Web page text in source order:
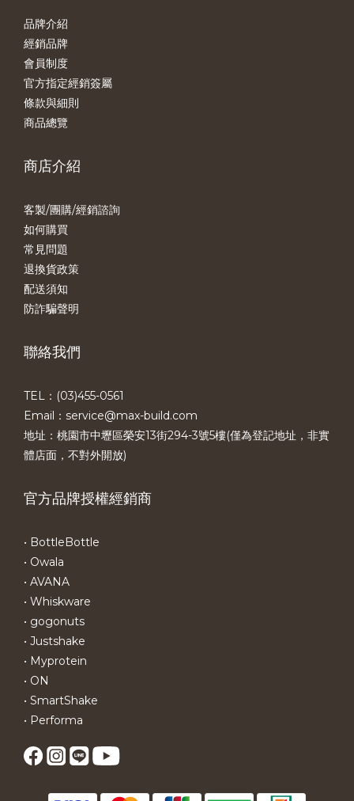
品牌介紹
經銷品牌
會員制度
官方指定經銷簽屬
條款與細則
商品總覽
商店介紹
客製/團購/經銷諮詢
如何購買
常見問題
退換貨政策
配送須知
防詐騙聲明
聯絡我們
TEL：(03)455-0561​
Email：service@max-build.com
地址：桃園市中壢區榮安13街294-3號5樓(僅為登記地址，非實
體店面，不對外開放)
官方品牌授權經銷商
• BottleBottle
• Owala
• AVANA
• Whiskware
• gogonuts
• Justshake
• Myprotein
• ON
• SmartShake
• Performa